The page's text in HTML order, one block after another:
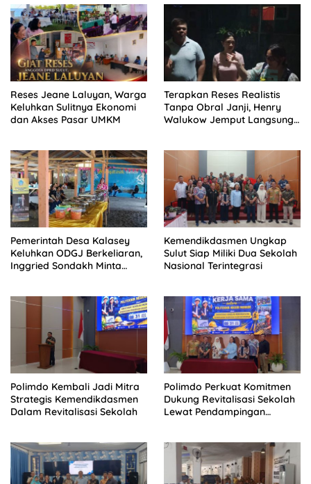
Reses Jeane Laluyan, Warga
Keluhkan Sulitnya Ekonomi
dan Akses Pasar UMKM
Terapkan Reses Realistis
Tanpa Obral Janji, Henry
Walukow Jemput Langsung
Pemerintah Desa Kalasey
Keluhkan ODGJ Berkeliaran,
Inggried Sondakh Minta
Kemendikdasmen Ungkap
Sulut Siap Miliki Dua Sekolah
Nasional Terintegrasi
Polimdo Kembali Jadi Mitra
Strategis Kemendikdasmen
Dalam Revitalisasi Sekolah
Polimdo Perkuat Komitmen
Dukung Revitalisasi Sekolah
Lewat Pendampingan